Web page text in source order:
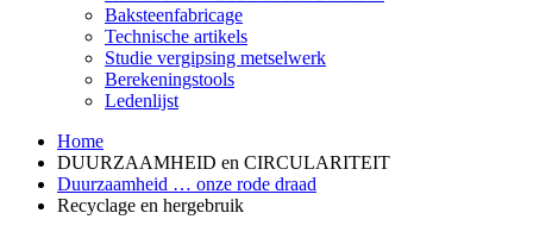
Baksteenfabricage
Technische artikels
Studie vergipsing metselwerk
Berekeningstools
Ledenlijst
Home
DUURZAAMHEID en CIRCULARITEIT
Duurzaamheid … onze rode draad
Recyclage en hergebruik